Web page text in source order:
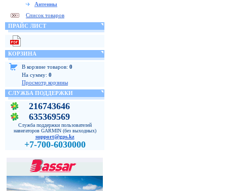
Антенны
Список товаров
ПРАЙС ЛИСТ
КОРЗИНА
В корзине товаров: 0
На сумму: 0
Просмотр корзины
СЛУЖБА ПОДДЕРЖКИ
216743646
635369569
Служба поддержки пользователей
навигаторов GARMIN (без выходных)
support@gps.kz
+7-700-6030000